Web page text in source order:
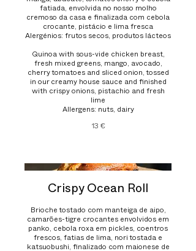
fatiada, envolvida no nosso molho
cremoso da casa e finalizada com cebola
crocante, pistácio e lima fresca
Alergénios: frutos secos, produtos lácteos
Quinoa with sous-vide chicken breast,
fresh mixed greens, mango, avocado,
cherry tomatoes and sliced onion, tossed
in our creamy house sauce and finished
with crispy onions, pistachio and fresh
lime
Allergens: nuts, dairy
13 €
Crispy Ocean Roll
Brioche tostado com manteiga de aipo,
camarões-tigre crocantes envolvidos em
panko, cebola roxa em pickles, coentros
frescos, fatias de lima, nori tostada e
katsuobushi, finalizado com maionese de